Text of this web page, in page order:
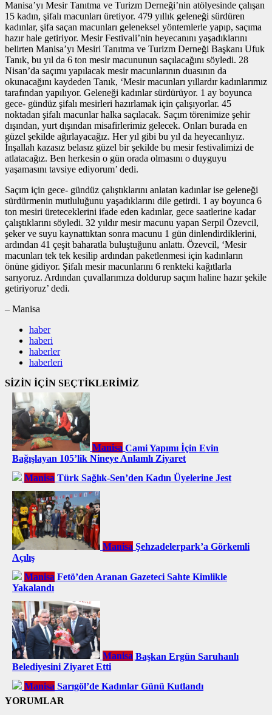
Manisa’yı Mesir Tanıtma ve Turizm Derneği’nin atölyesinde çalışan
15 kadın, şifalı macunları üretiyor. 479 yıllık geleneği sürdüren
kadınlar, şifa saçan macunları geleneksel yöntemlerle yapıp, saçıma
hazır hale getiriyor. Mesir Festivali’nin heyecanını yaşadıklarını
belirten Manisa’yı Mesiri Tanıtma ve Turizm Derneği Başkanı Ufuk
Tanık, bu yıl da 6 ton mesir macununun saçılacağını söyledi. 28
Nisan’da saçımı yapılacak mesir macunlarının duasının da
okunacağını kaydeden Tanık, ‘Mesir macunları yıllardır kadınlarımız
tarafından yapılıyor. Geleneği kadınlar sürdürüyor. 1 ay boyunca
gece- gündüz şifalı mesirleri hazırlamak için çalışıyorlar. 45
noktadan şifalı macunlar halka saçılacak. Saçım törenimize şehir
dışından, yurt dışından misafirlerimiz gelecek. Onları burada en
güzel şekilde ağırlayacağız. Her yıl gibi bu yıl da heyecanlıyız.
İnşallah kazasız belasız güzel bir şekilde bu mesir festivalimizi de
atlatacağız. Ben herkesin o gün orada olmasını o duyguyu
yaşamasını tavsiye ediyorum’ dedi.
Saçım için gece- gündüz çalıştıklarını anlatan kadınlar ise geleneği
sürdürmenin mutluluğunu yaşadıklarını dile getirdi. 1 ay boyunca 6
ton mesiri üreteceklerini ifade eden kadınlar, gece saatlerine kadar
çalıştıklarını söyledi. 32 yıldır mesir macunu yapan Serpil Özevcil,
şeker ve suyu kaynattıktan sonra macunu 1 gün dinlendirdiklerini,
ardından 41 çeşit baharatla buluştuğunu anlattı. Özevcil, ‘Mesir
macunları tek tek kesilip ardından paketlenmesi için kadınların
önüne gidiyor. Şifalı mesir macunlarını 6 renkteki kağıtlarla
sarıyoruz. Ardından çuvallarımıza doldurup saçım haline hazır şekile
getiriyoruz’ dedi.
– Manisa
haber
haberi
haberler
haberleri
SİZİN İÇİN SEÇTİKLERİMİZ
Manisa Cami Yapımı İçin Evin
Bağışlayan 105’lik Nineye Anlamlı Ziyaret
Manisa Türk Sağlık-Sen’den Kadın Üyelerine Jest
Manisa Şehzadelerpark’a Görkemli
Açılış
Manisa Fetö’den Aranan Gazeteci Sahte Kimlikle
Yakalandı
Manisa Başkan Ergün Saruhanlı
Belediyesini Ziyaret Etti
Manisa Sarıgöl’de Kadınlar Günü Kutlandı
YORUMLAR